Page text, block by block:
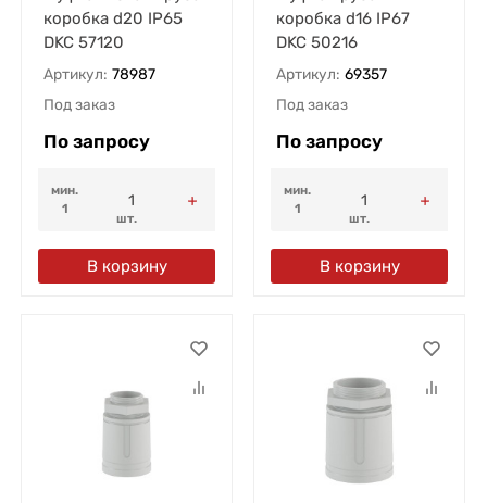
коробка d20 IP65
DKC 57120
Артикул: 78987
Под заказ
По запросу
мин.
1
шт.
В корзину
коробка d16 IP67
DKC 50216
Артикул: 69357
Под заказ
По запросу
мин.
1
шт.
В корзину